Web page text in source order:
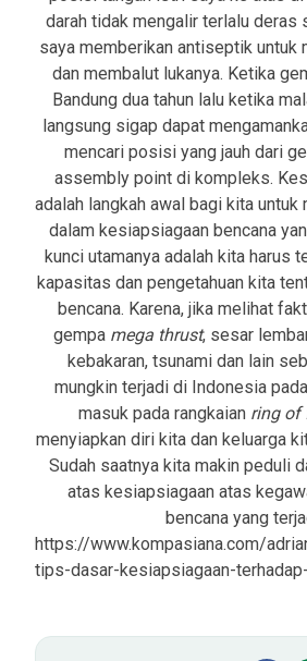
darah tidak mengalir terlalu deras
saya memberikan antiseptik untuk
dan membalut lukanya. Ketika
Bandung dua tahun lalu ketika
langsung sigap dapat
mencari posisi yang jauh dari
assembly point di kompleks.
adalah langkah awal bagi kita
dalam kesiapsiagaan bencana
kunci utamanya adalah kita harus
kapasitas dan pengetahuan kita
bencana. Karena, jika melihat
gempa mega thrust, sesar
kebakaran, tsunami dan lain
mungkin terjadi di Indonesia
masuk pada rangkaian ring of
menyiapkan diri kita dan keluarga
Sudah saatnya kita makin peduli
atas kesiapsiagaan atas
bencana yang
https://www.kompasiana.com/
tips-dasar-kesiapsiagaan-